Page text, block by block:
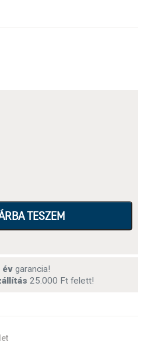
TESZEM
évgarancia!
25.000 Ft felett!